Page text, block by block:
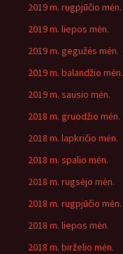
2019 m. rugpjūčio mėn.
2019 m. liepos mėn.
2019 m. gegužės mėn.
2019 m. balandžio mėn.
2019 m. sausio mėn.
2018 m. gruodžio mėn.
2018 m. lapkričio mėn.
2018 m. spalio mėn.
2018 m. rugsėjo mėn.
2018 m. rugpjūčio mėn.
2018 m. liepos mėn.
2018 m. birželio mėn.